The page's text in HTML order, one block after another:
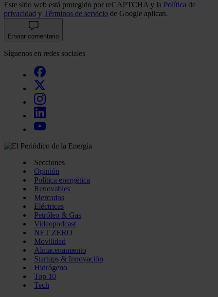
Este sitio web está protegido por reCAPTCHA y la Política de
privacidad y Términos de servicio de Google aplican.
Enviar comentario
Síguenos en redes sociales
Secciones
Opinión
Política energética
Renovables
Mercados
Eléctricas
Petróleo & Gas
Videopodcast
NET ZERO
Movilidad
Almacenamiento
Startups & Innovación
Hidrógeno
Top 10
Tech